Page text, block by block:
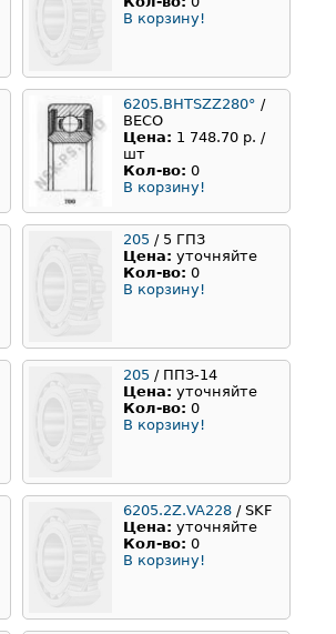
В корзину!
6205.BHTSZZ280° /
BECO
Цена: 1 748.70 р. /
шт
Кол-во: 0
В корзину!
205 / 5 ГПЗ
Цена: уточняйте
Кол-во: 0
В корзину!
205 / ППЗ-14
Цена: уточняйте
Кол-во: 0
В корзину!
6205.2Z.VA228 / SKF
Цена: уточняйте
Кол-во: 0
В корзину!